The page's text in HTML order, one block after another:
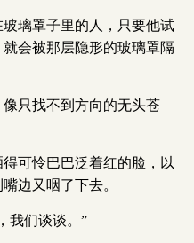
璃罩子里的人，只要他试
会被那层隐形的玻璃罩隔
只找不到方向的无头苍
可怜巴巴泛着红的脸，以
边又咽了下去。
我们谈谈。”